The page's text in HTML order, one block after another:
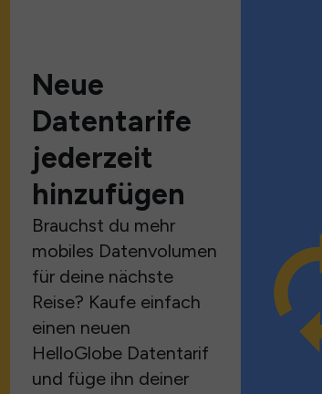
Neue
Datentarife
jederzeit
hinzufügen
Brauchst du mehr
mobiles Datenvolumen
für deine nächste
Reise? Kaufe einfach
einen neuen
HelloGlobe Datentarif
und füge ihn deiner